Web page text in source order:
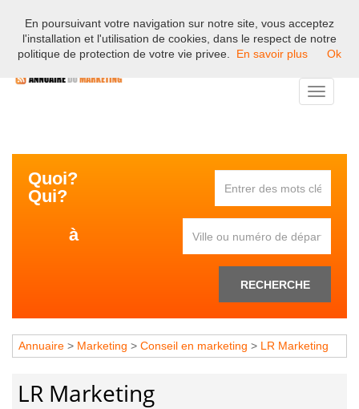
Bienvenue sur l'annuaire professionnel du marketing et de la
communication en France.
Toggle
Quoi?
Qui?
à
RECHERCHE
Annuaire > Marketing > Conseil en marketing > LR Marketing
LR Marketing
En poursuivant votre navigation sur notre site, vous acceptez
l'installation et l'utilisation de cookies, dans le respect de notre
politique de protection de votre vie privee.
En savoir plus Ok